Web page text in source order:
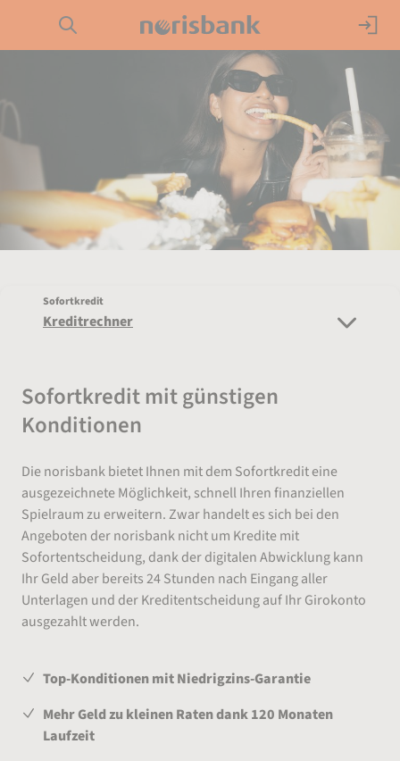
Direkt zur Hauptnavigation (Enter drücken)
Direkt zur Suche (Enter drücken)
Direkt zum Hauptinhalt (Enter drücken)
Geldanlage
Service
Sofortkredit
Kreditrechner
Sofortkredit mit günstigen
Konditionen
Die norisbank bietet Ihnen mit dem Sofortkredit eine
ausgezeichnete Möglichkeit, schnell Ihren finanziellen
Spielraum zu erweitern. Zwar handelt es sich bei den
Angeboten der norisbank nicht um Kredite mit
Sofortentscheidung, dank der digitalen Abwicklung kann
Ihr Geld aber bereits 24 Stunden nach Eingang aller
Unterlagen und der Kreditentscheidung auf Ihr Girokonto
ausgezahlt werden.
Top-Konditionen mit Niedrigzins-Garantie
Mehr Geld zu kleinen Raten dank 120 Monaten
Laufzeit